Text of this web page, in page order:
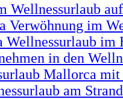
Wellnessurlaub
Verwöhnung im
Wellnessurlaub im
in den
Mallorca mit
am